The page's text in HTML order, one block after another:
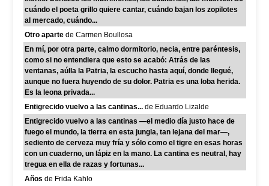
cuándo el poeta grillo quiere cantar, cuándo bajan los zopilotes
al mercado, cuándo...
Otro aparte de Carmen Boullosa
En mí, por otra parte, calmo dormitorio, necia, entre paréntesis,
como si no entendiera que esto se acabó: Atrás de las
ventanas, aúlla la Patria, la escucho hasta aquí, donde llegué,
aunque no fuera huyendo de su dolor. Patria es una loba herida.
Es la leona privada...
Entigrecido vuelvo a las cantinas... de Eduardo Lizalde
Entigrecido vuelvo a las cantinas —el medio día justo hace de
fuego el mundo, la tierra en esta jungla, tan lejana del mar—,
sediento de cerveza muy fría y sólo como el tigre en esas horas
con un cuaderno, un lápiz en la mano. La cantina es neutral, hay
tregua en ella de razas y fortunas...
Años de Frida Kahlo